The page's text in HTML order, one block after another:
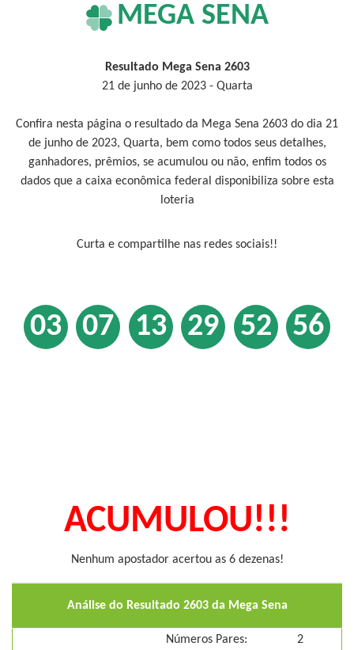
MEGA SENA
Resultado Mega Sena 2603
21 de junho de 2023 - Quarta
Confira nesta página o resultado da Mega Sena 2603 do dia 21
de junho de 2023, Quarta, bem como todos seus detalhes,
ganhadores, prêmios, se acumulou ou não, enfim todos os
dados que a caixa econômica federal disponibiliza sobre esta
loteria
Curta e compartilhe nas redes sociais!!
03 07 13 29 52 56
ACUMULOU!!!
Nenhum apostador acertou as 6 dezenas!
Análise do Resultado 2603 da Mega Sena
Números Pares:
2